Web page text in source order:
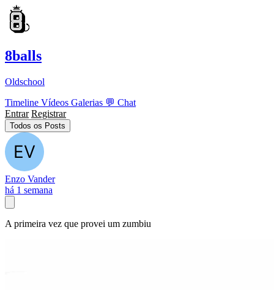
8balls
Oldschool
Timeline Vídeos Galerias 💬 Chat
Entrar Registrar
Todos os Posts
Enzo Vander
há 1 semana
A primeira vez que provei um zumbiu